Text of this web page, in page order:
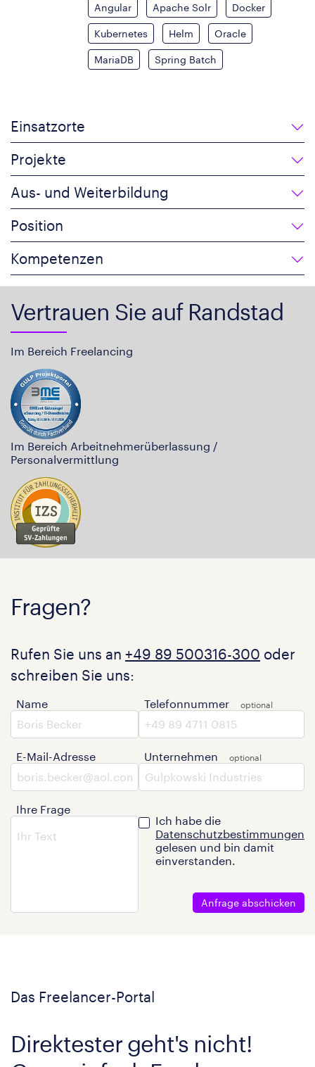
Angular Apache Solr Docker
Kubernetes Helm Oracle
MariaDB Spring Batch
Einsatzorte
Projekte
Aus- und Weiterbildung
Position
Kompetenzen
Vertrauen Sie auf Randstad
Im Bereich Freelancing
Im Bereich Arbeitnehmerüberlassung /
Personalvermittlung
Fragen?
Rufen Sie uns an +49 89 500316-300 oder
schreiben Sie uns:
Name
E-Mail-Adresse
Ihre Frage
Telefonnummer
Unternehmen
Ich habe die
Datenschutzbestimmungen
gelesen und bin damit
einverstanden.
Anfrage abschicken
Das Freelancer-Portal
Direktester geht's nicht!